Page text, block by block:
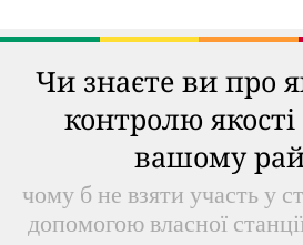
Чи знаєте ви про
контролю якості
вашому
чому б не взяти участь у
допомогою власної